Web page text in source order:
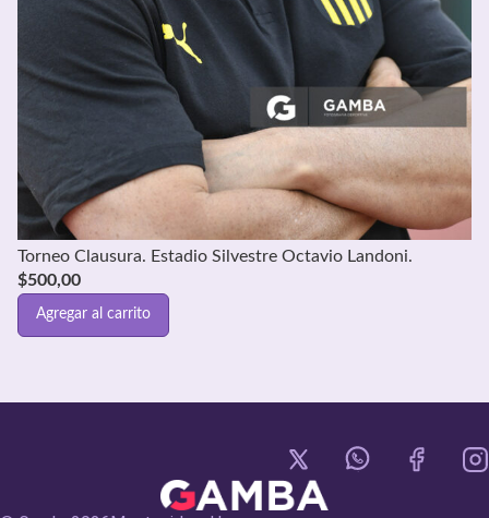
Torneo Clausura. Estadio Silvestre Octavio Landoni.
$500,00
Agregar al carrito